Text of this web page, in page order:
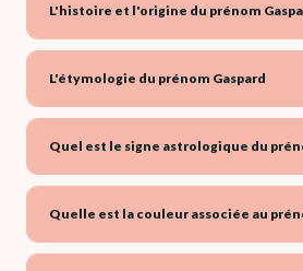
L'histoire et l'origine du prénom
L'étymologie du prénom Gaspard
Quel est le signe astrologique du
Quelle est la couleur associée au